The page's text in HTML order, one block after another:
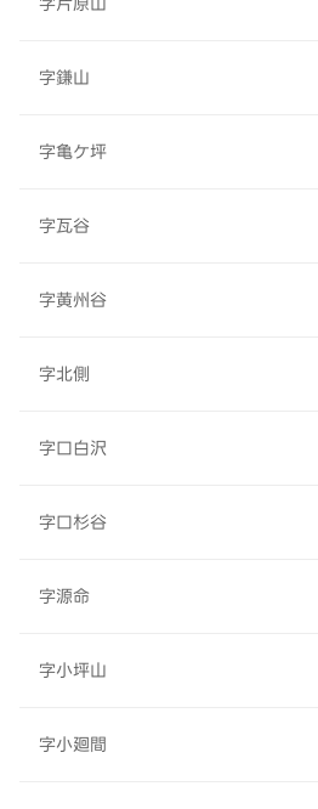
字鎌山
字亀ケ坪
字瓦谷
字黄州谷
字北側
字口白沢
字口杉谷
字源命
字小坪山
字小廻間